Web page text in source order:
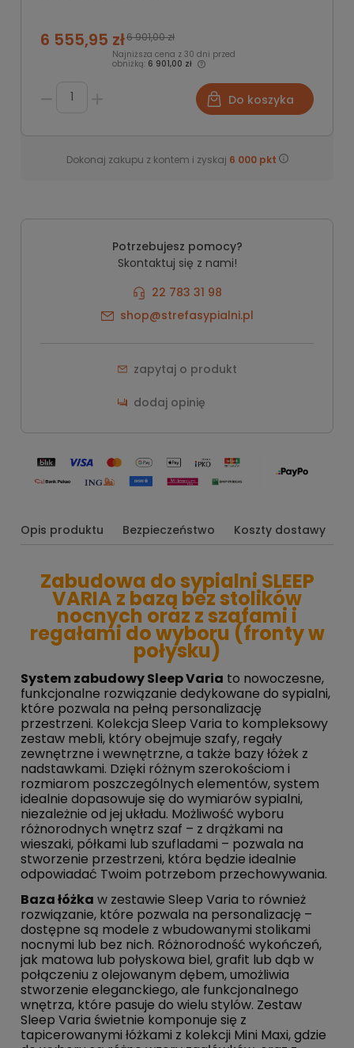
6 555,95 zł6 901,00 zł
Najniższa cena z 30 dni przed
obniżką: 6 901,00 zł
Do koszyka
Dokonaj zakupu z kontem i zyskaj 6 000pkt
Potrzebujesz pomocy?
Skontaktuj się z nami!
22 783 31 98
shop@strefasypialni.pl
zapytaj o produkt
dodaj opinię
Opis produktu Bezpieczeństwo Koszty dostawy
Zabudowa do sypialni SLEEP
VARIA z bazą bez stolików
nocnych oraz z szafami i
regałami do wyboru (fronty w
połysku)
System zabudowy Sleep Varia to nowoczesne,
funkcjonalne rozwiązanie dedykowane do sypialni,
które pozwala na pełną personalizację
przestrzeni. Kolekcja Sleep Varia to kompleksowy
zestaw mebli, który obejmuje szafy, regały
zewnętrzne i wewnętrzne, a także bazy łóżek z
nadstawkami. Dzięki różnym szerokościom i
rozmiarom poszczególnych elementów, system
idealnie dopasowuje się do wymiarów sypialni,
niezależnie od jej układu. Możliwość wyboru
różnorodnych wnętrz szaf – z drążkami na
wieszaki, półkami lub szufladami – pozwala na
stworzenie przestrzeni, która będzie idealnie
odpowiadać Twoim potrzebom przechowywania.
Baza łóżka w zestawie Sleep Varia to również
rozwiązanie, które pozwala na personalizację –
dostępne są modele z wbudowanymi stolikami
nocnymi lub bez nich. Różnorodność wykończeń,
jak matowa lub połyskowa biel, grafit lub dąb w
połączeniu z olejowanym dębem, umożliwia
stworzenie eleganckiego, ale funkcjonalnego
wnętrza, które pasuje do wielu stylów. Zestaw
Sleep Varia świetnie komponuje się z
tapicerowanymi łóżkami z kolekcji Mini Maxi, gdzie